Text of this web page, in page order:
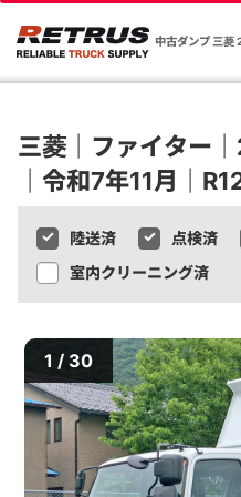
中古ダンプ 三菱
三菱｜ファイター
｜令和7年11月｜
陸送済 点検済
室内クリーニング済
1 / 30